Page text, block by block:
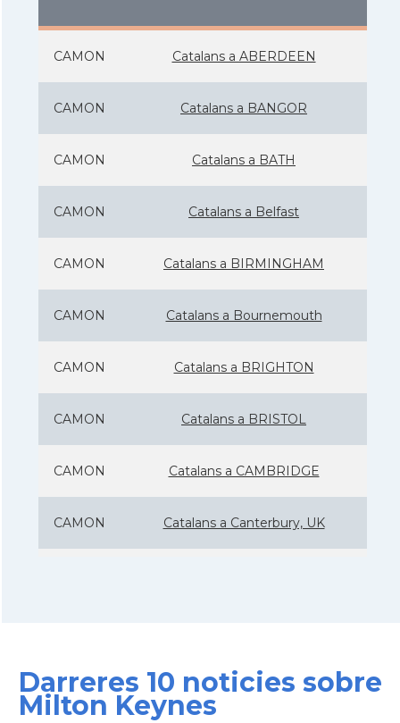
CAMON Catalans a ABERDEEN
CAMON Catalans a BANGOR
CAMON Catalans a BATH
CAMON Catalans a Belfast
CAMON Catalans a BIRMINGHAM
CAMON Catalans a Bournemouth
CAMON Catalans a BRIGHTON
CAMON Catalans a BRISTOL
CAMON Catalans a CAMBRIDGE
CAMON Catalans a Canterbury, UK
CAMON Catalans a CHELTENHAM
Darreres 10 noticies sobre
Milton Keynes